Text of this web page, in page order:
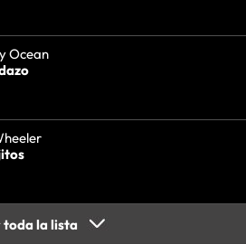
Ocean
toda la lista